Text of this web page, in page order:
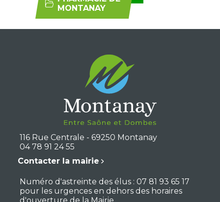
MONTANAY
116 Rue Centrale - 69250 Montanay
04 78 91 24 55
Contacter la mairie
Numéro d'astreinte des élus : 07 81 93 65 17
pour les urgences en dehors des horaires